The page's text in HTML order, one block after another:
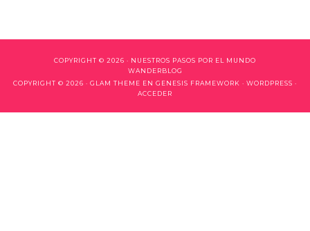
COPYRIGHT © 2026 · NUESTROS PASOS POR EL MUNDO
WANDERBLOG
COPYRIGHT © 2026 · GLAM THEME EN GENESIS FRAMEWORK · WORDPRESS ·
ACCEDER